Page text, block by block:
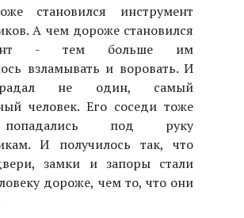
становился инструмент
А чем дороже становился
- тем больше им
взламывать и воровать. И
не один, самый
человек. Его соседи тоже
под руку
И получилось так, что
замки и запоры стали
дороже, чем то, что они